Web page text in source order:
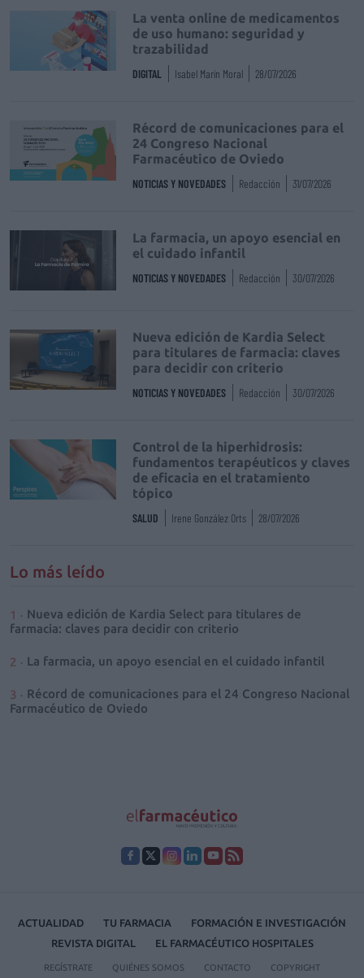
La venta online de medicamentos
de uso humano: seguridad y
trazabilidad
DIGITAL Isabel Marín Moral 28/07/2026
Récord de comunicaciones para el
24 Congreso Nacional
Farmacéutico de Oviedo
NOTICIAS Y NOVEDADES Redacción 31/07/2026
La farmacia, un apoyo esencial en
el cuidado infantil
NOTICIAS Y NOVEDADES Redacción 30/07/2026
Nueva edición de Kardia Select
para titulares de farmacia: claves
para decidir con criterio
NOTICIAS Y NOVEDADES Redacción 30/07/2026
Control de la hiperhidrosis:
fundamentos terapéuticos y claves
de eficacia en el tratamiento
tópico
SALUD Irene González Orts 28/07/2026
Lo más leído
Nueva edición de Kardia Select para titulares de
farmacia: claves para decidir con criterio
La farmacia, un apoyo esencial en el cuidado infantil
Récord de comunicaciones para el 24 Congreso Nacional
Farmacéutico de Oviedo
ACTUALIDAD TU FARMACIA
FORMACIÓN E INVESTIGACIÓN
REVISTA DIGITAL
EL FARMACÉUTICO HOSPITALES
REGÍSTRATE QUIÉNES SOMOS CONTACTO COPYRIGHT